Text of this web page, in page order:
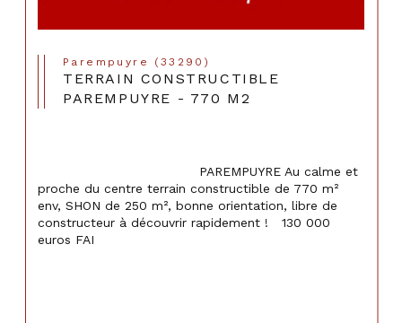
Parempuyre (33290)
TERRAIN CONSTRUCTIBLE
PAREMPUYRE - 770 M2
proche du centre terrain constructible de 770 m²
env, SHON de 250 m², bonne orientation, libre de
constructeur à découvrir rapidement !   130 000
euros FAI